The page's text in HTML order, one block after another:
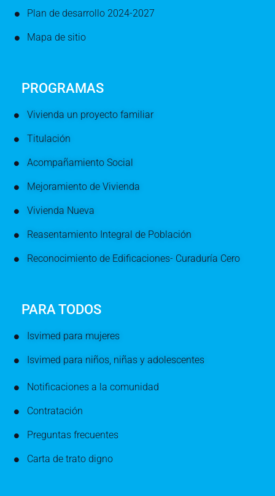
Plan de desarrollo 2024-2027
Mapa de sitio
PROGRAMAS
Vivienda un proyecto familiar
Titulación
Acompañamiento Social
Mejoramiento de Vivienda
Vivienda Nueva
Reasentamiento Integral de Población
Reconocimiento de Edificaciones- Curaduría Cero
PARA TODOS
Isvimed para mujeres
Isvimed para niños, niñas y adolescentes
Notificaciones a la comunidad
Contratación
Preguntas frecuentes
Carta de trato digno